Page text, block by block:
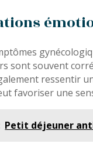
sont souvent
ressentir
favoriser une
Petit déjeuner